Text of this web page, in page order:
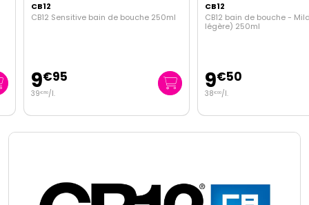
CB12
CB12 Sensitive bain de bouche 250ml
€95
80 /l.
CB12
CB12 bain de bouche - Mild
légère) 250ml
€50
00 /l.